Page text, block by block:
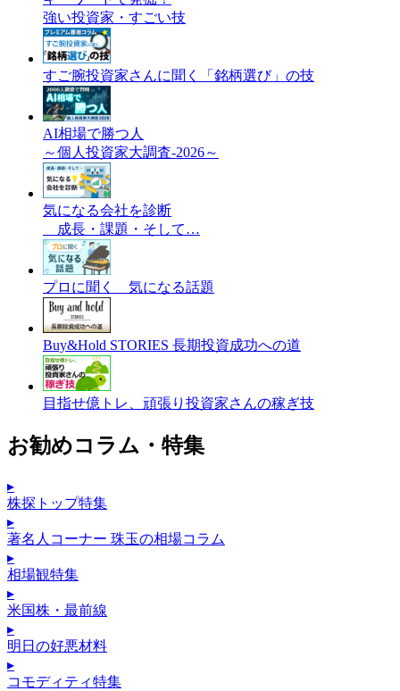
強い投資家・すごい技
すご腕投資家さんに聞く「銘柄選び」の技
AI相場で勝つ人
～個人投資家大調査-2026～
気になる会社を診断
成長・課題・そして…
プロに聞く 気になる話題
Buy&Hold STORIES 長期投資成功への道
目指せ億トレ、頑張り投資家さんの稼ぎ技
お勧めコラム・特集
▸
株探トップ特集
▸
著名人コーナー 珠玉の相場コラム
▸
相場観特集
▸
米国株・最前線
▸
明日の好悪材料
▸
コモディティ特集